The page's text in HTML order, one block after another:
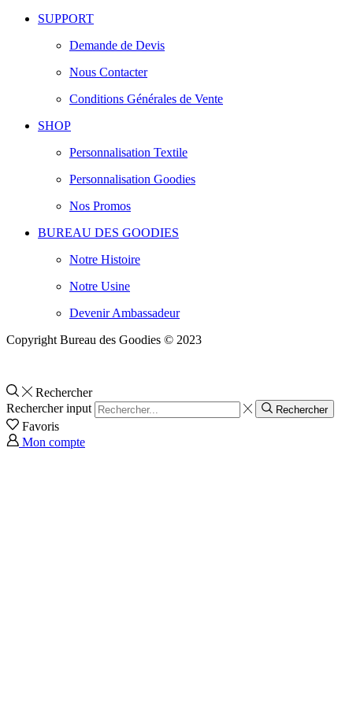
SUPPORT
Demande de Devis
Nous Contacter
Conditions Générales de Vente
SHOP
Personnalisation Textile
Personnalisation Goodies
Nos Promos
BUREAU DES GOODIES
Notre Histoire
Notre Usine
Devenir Ambassadeur
Copyright Bureau des Goodies © 2023
Rechercher
Rechercher input
Rechercher
Favoris
Mon compte